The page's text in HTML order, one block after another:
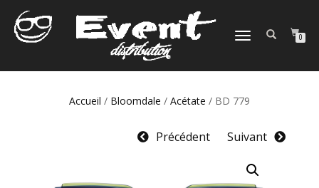
DÉPLIER
0
Accueil / Bloomdale / Acétate / BD 779
Précédent Suivant